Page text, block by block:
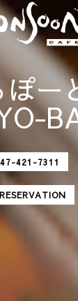
ー
421-7311